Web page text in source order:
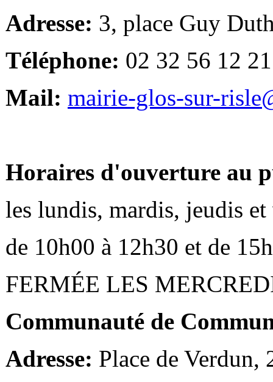
Adresse: 3, place Guy
Téléphone: 02 32 56 12 21
Mail: mairie-glos-sur-
Horaires d'ouverture au
les lundis, mardis, jeudis et
de 10h00 à 12h30 et de
FERMÉE LES
Communauté de
Adresse: Place de Verdun,